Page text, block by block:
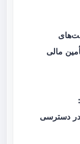
مالی
دسترسی